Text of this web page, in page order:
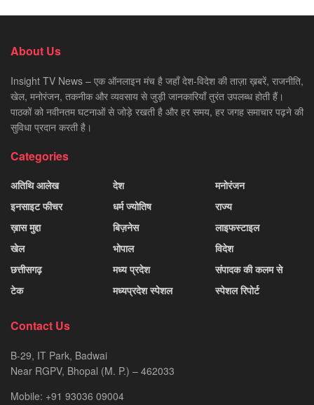
About Us
Insight TV News – एक ऑनलाइन मंच है जहाँ देश-विदेश की ताज़ा ख़बरें, राजनीति,
खेल, मनोरंजन, तकनीक और व्यवसाय से जुड़ी जानकारियाँ तुरंत उपलब्ध होती हैं।
पाठकों को नवीनतम घटनाओं से जोड़े रखती है और हर समय, हर जगह समाचार पढ़ने की
सुविधा प्रदान करती है।
Categories
अतिथि आलेख
इनसाइट फीचर
ख़ास मुद्दा
खेल
छत्तीसगढ़
टेक
देश
धर्म ज्योतिष
बिज़नेस
भोपाल
मध्य प्रदेश
मध्यप्रदेश स्पेशल
मनोरंजन
राज्य
लाइफस्टाइल
विदेश
संपादक की कलम से
स्पेशल रिपोर्ट
Contact Us
B-29, IT Park, Badwai
Near RGPV, Bhopal (M. P.) – 462033
Mobile: +91 93036 09004